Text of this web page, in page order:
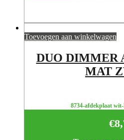
Toevoegen aan winkelwagen
DUO DIMMER
MAT
8734-afdekplaat
€